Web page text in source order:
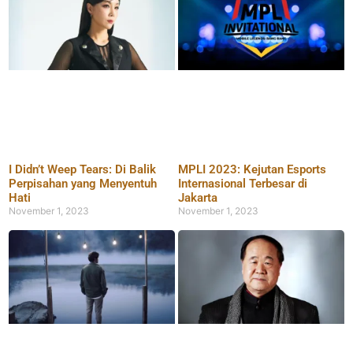
I Didn’t Weep Tears: Di Balik
Perpisahan yang Menyentuh
Hati
November 1, 2023
MPLI 2023: Kejutan Esports
Internasional Terbesar di
Jakarta
November 1, 2023